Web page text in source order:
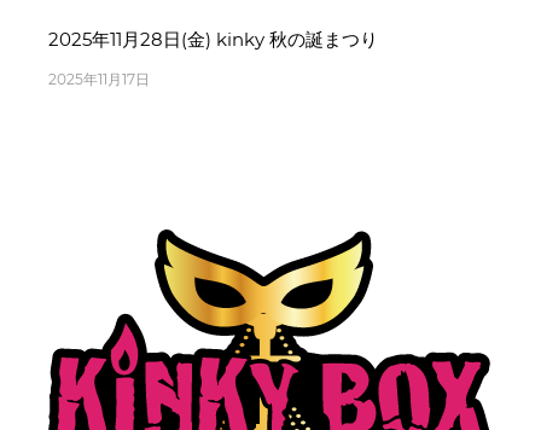
2025年11月28日(金) kinky 秋の誕まつり
2025年11月17日